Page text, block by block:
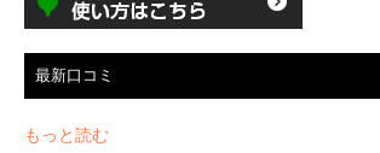
最新口コミ
もっと読む